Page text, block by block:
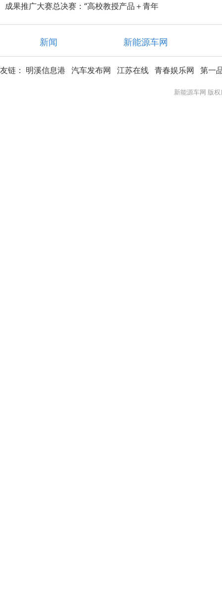
成果推广大赛总决赛：“高校教授产品＋青年
新闻 新能源车网
友链： 明溪信息港 汽车发布网 江苏在线 青春娱乐网 第一
新能源车网 版